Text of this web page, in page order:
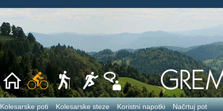
Kolesarske poti Kolesarske steze Koristni napotki Načrtuj pot